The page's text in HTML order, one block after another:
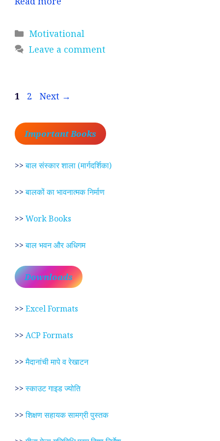
Categories
Motivational
Leave a comment
Page
1 Page
2 Next →
Important Books
>>बाल संस्कार शाला (मार्गदर्शिका)
>>बालकों का भावनात्मक निर्माण
>> Work Books
>>बाल भवन और अधिगम
Downloads
>> Excel Formats
>> ACP Formats
>>मैदानांची मापे व रेखाटन
>>स्काउट गाइड ज्योति
>>शिक्षण सहायक सामग्री पुस्तक